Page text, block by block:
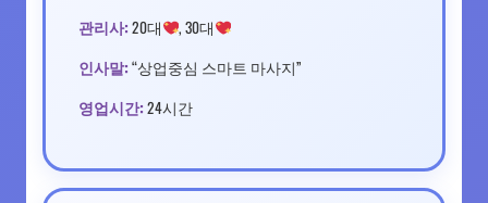
관리사: 20대 , 30대
인사말: “상업중심 스마트 마사지”
영업시간: 24시간